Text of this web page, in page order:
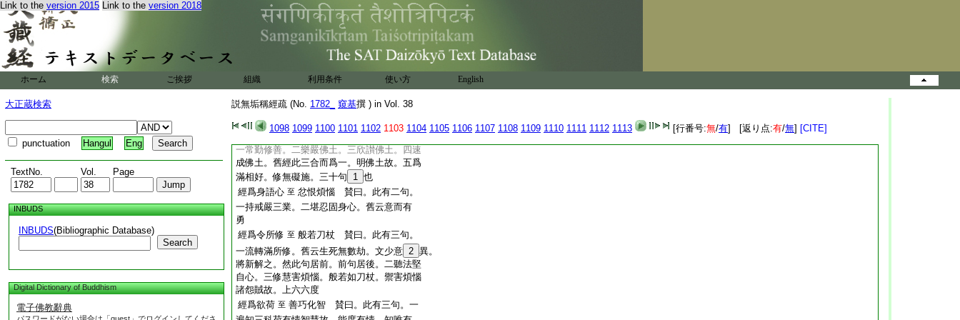
Link to the version 2015 Link to the version 2018
ホーム 検索 ご挨拶 組織 利用条件 使い方 English
大正蔵検索
punctuation Hangul Eng
TextNo. Vol. Page
INBUDS
INBUDS(Bibliographic Database)
Search
Digital Dictionary of Buddhism
電子佛教辭典
説無垢稱經疏 (No. 1782_ 窺基撰 ) in Vol. 38
1098 1099 1100 1101 1102 1103 1104 1105 1106 1107 1108 1109 1110 1111 1112 1113 [行番号:無/有] [返り点:有/無] [CITE]
經於己樂事 至 生善友想 賛曰。此有五句。
一己樂不著。二他樂不嫉。三不味諸禪。四雖
淤三界五 18 起四生。而行化導。如遊宮苑。甚
生勸喜。不爲厭離。五見求來者。生善友想。成
我菩提之大業故。二十句已
經捨諸所有
不令究竟 賛曰。此有五句。
滿諸度。重如父母。五於三十七品。如世翼從。
助成聖道。不同二乘。修令究竟
經於諸善法 至 無礙大施 賛曰。此有五句。
一常勤修善。二樂嚴佛土。三欣讃佛土。四速
成佛土。舊經此三合而爲一。明佛土故。五爲
滿相好。修無礙施。三十句
1 也
經爲身語心 至 忿恨煩惱 賛曰。此有二句。
一持戒嚴三業。二堪忍固身心。舊云意而有
勇
經爲令所修 至 般若刀杖 賛曰。此有三句。
一流轉滿所修。舊云生死無數劫。文少意 2 異。
將新解之。然此句居前。前句居後。二聽法堅
自心。三修慧害煩惱。般若如刀杖。禦害煩惱
諸怨賊故。上六六度
經爲欲荷 至 善巧化智 賛曰。此有三句。一